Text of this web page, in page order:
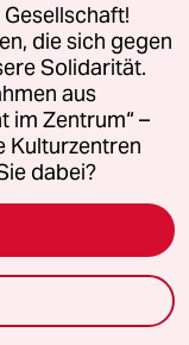
die sich gegen
Solidarität.
aus
im Zentrum“ –
Kulturzentren
dabei?